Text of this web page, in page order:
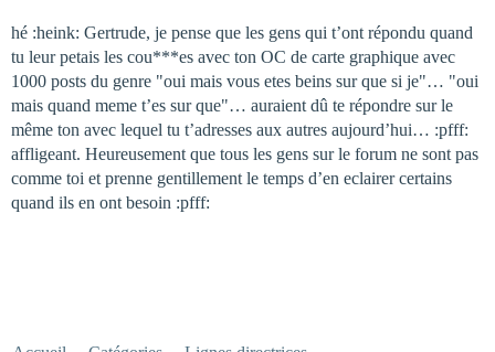
hé :heink: Gertrude, je pense que les gens qui t’ont répondu quand
tu leur petais les cou***es avec ton OC de carte graphique avec
1000 posts du genre "oui mais vous etes beins sur que si je"… "oui
mais quand meme t’es sur que"… auraient dû te répondre sur le
même ton avec lequel tu t’adresses aux autres aujourd’hui… :pfff:
affligeant. Heureusement que tous les gens sur le forum ne sont pas
comme toi et prenne gentillement le temps d’en eclairer certains
quand ils en ont besoin :pfff: